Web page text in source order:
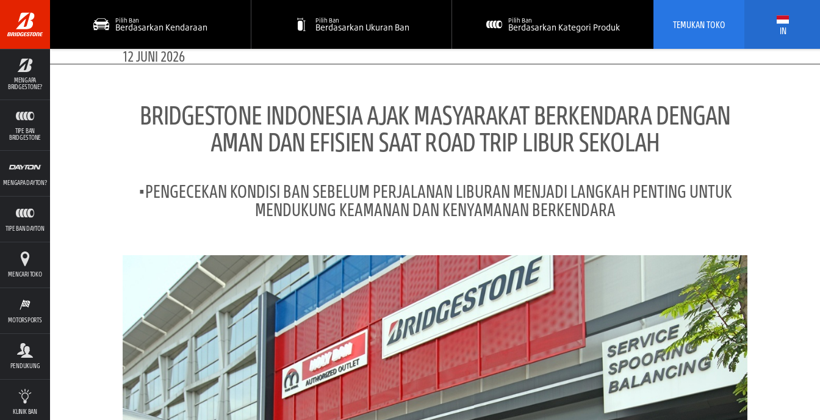
MENGAPA
BRIDGESTONE?
TIPE BAN
BRIDGESTONE
MENGAPA DAYTON?
TIPE BAN DAYTON
MENCARI TOKO
MOTORSPORTS
PENDUKUNG
KLINIK BAN
Pilih Ban
Berdasarkan Kendaraan
Pilih Ban
Berdasarkan Ukuran Ban
Pilih Ban
Berdasarkan Kategori Produk TEMUKAN TOKO IN
12 JUNI 2026
BRIDGESTONE INDONESIA AJAK MASYARAKAT BERKENDARA DENGAN
AMAN DAN EFISIEN SAAT ROAD TRIP LIBUR SEKOLAH
•PENGECEKAN KONDISI BAN SEBELUM PERJALANAN LIBURAN MENJADI LANGKAH PENTING UNTUK
MENDUKUNG KEAMANAN DAN KENYAMANAN BERKENDARA